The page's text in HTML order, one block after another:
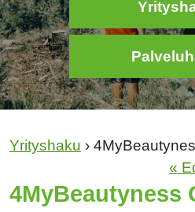
Yrityshaku ›
«
4MyBeautyness